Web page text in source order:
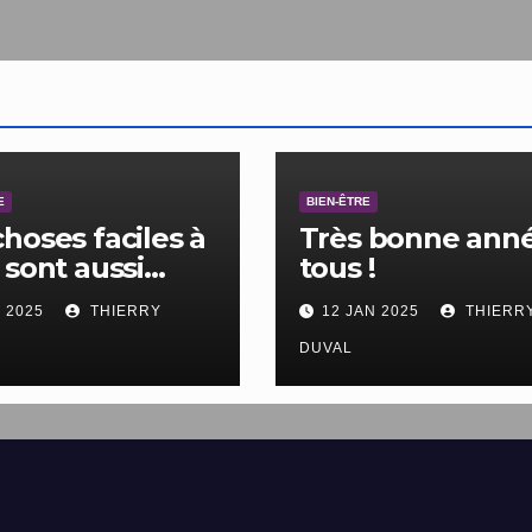
faciles à
aussi
à ne pas
2025 THIERRY
BIEN-ÊTRE
Très bonne
tous !
12 JAN 2025
DUVAL